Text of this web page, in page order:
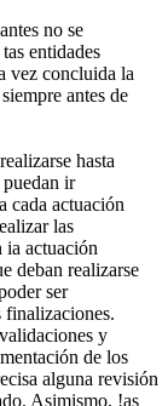
no se
entidades
vez concluida la
antes de
hasta
puedan ir
cada actuación
las
ia actuación
deban realizarse
ser
finalizaciones.
y
de los
alguna revisión
Asimismo, !as